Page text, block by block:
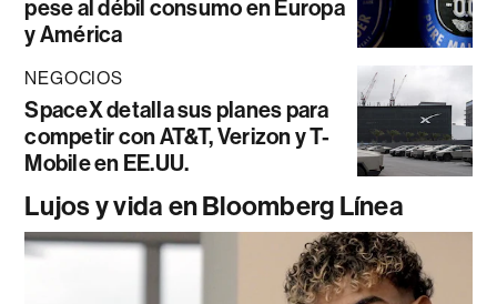
pese al débil consumo en Europa
y América
NEGOCIOS
SpaceX detalla sus planes para
competir con AT&T, Verizon y T-
Mobile en EE.UU.
Lujos y vida en Bloomberg Línea